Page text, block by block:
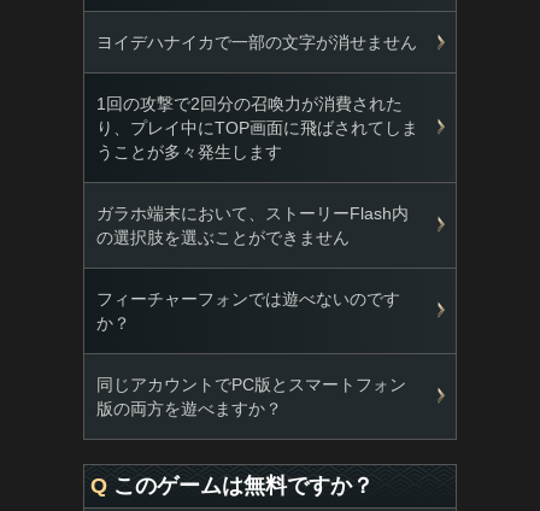
ヨイデハナイカで一部の文字が消せません
1回の攻撃で2回分の召喚力が消費された
り、プレイ中にTOP画面に飛ばされてしま
うことが多々発生します
ガラホ端末において、ストーリーFlash内
の選択肢を選ぶことができません
フィーチャーフォンでは遊べないのです
か？
同じアカウントでPC版とスマートフォン
版の両方を遊べますか？
Q このゲームは無料ですか？